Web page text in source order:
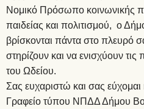
Νομικό Πρόσωπο κοινωνικής
παιδείας και πολιτισμού, ο
βρίσκονται πάντα στο πλευρό
στηρίζουν και να ενισχύουν
του Ωδείου.
Σας ευχαριστώ και σας
Γραφείο τύπου ΝΠΔΔ Δήμου